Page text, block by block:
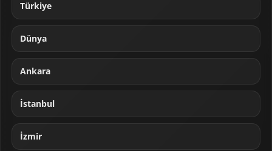
Türkiye
Dünya
Ankara
İstanbul
İzmir